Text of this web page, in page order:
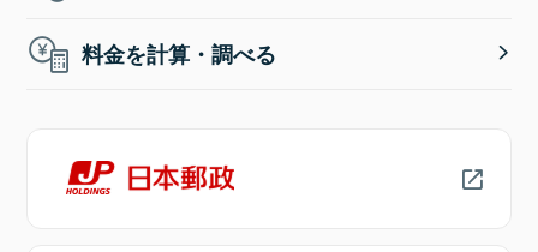
料金を計算・調べる